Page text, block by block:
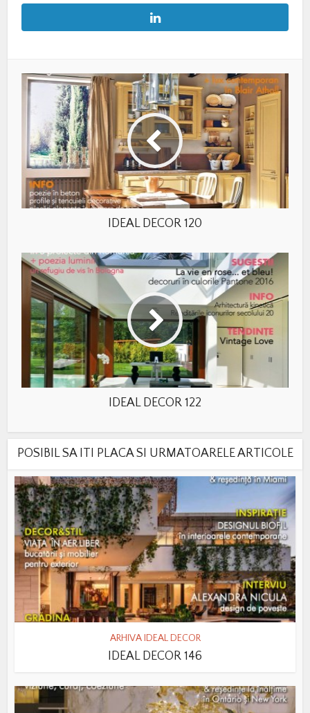
IDEAL DECOR 120
IDEAL DECOR 122
POSIBIL SA ITI PLACA SI URMATOARELE ARTICOLE
ARHIVA IDEAL DECOR
IDEAL DECOR 146